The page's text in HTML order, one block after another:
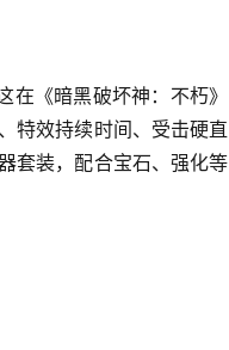
在《暗黑破坏神：不朽》
特效持续时间、受击硬直
套装，配合宝石、强化等